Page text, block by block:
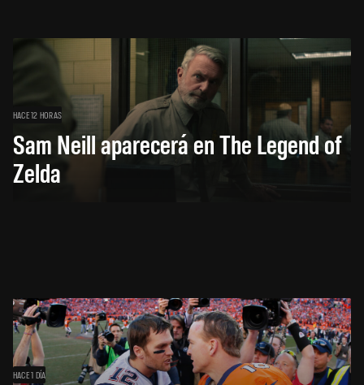
HACE 12 HORAS
Sam Neill aparecerá en The Legend of
Zelda
HACE 1 DÍA